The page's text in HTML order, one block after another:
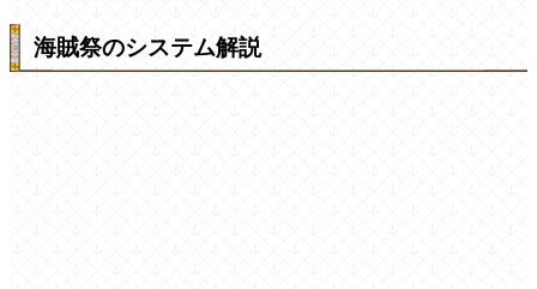
海賊祭のシステム解説